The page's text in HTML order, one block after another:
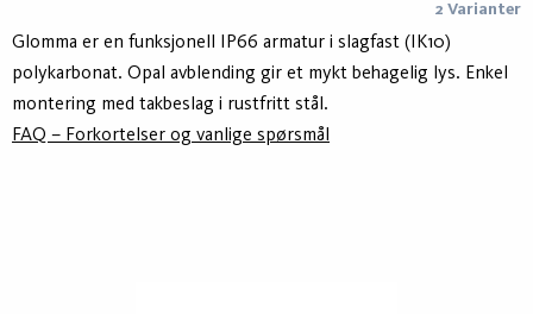
2 Varianter
Glomma er en funksjonell IP66 armatur i slagfast (IK10)
polykarbonat. Opal avblending gir et mykt behagelig lys. Enkel
montering med takbeslag i rustfritt stål.
FAQ – Forkortelser og vanlige spørsmål